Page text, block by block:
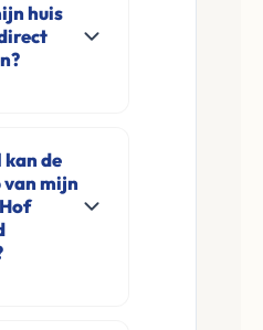
huis
in t Hof en
U
aan ons
kan de
mijn